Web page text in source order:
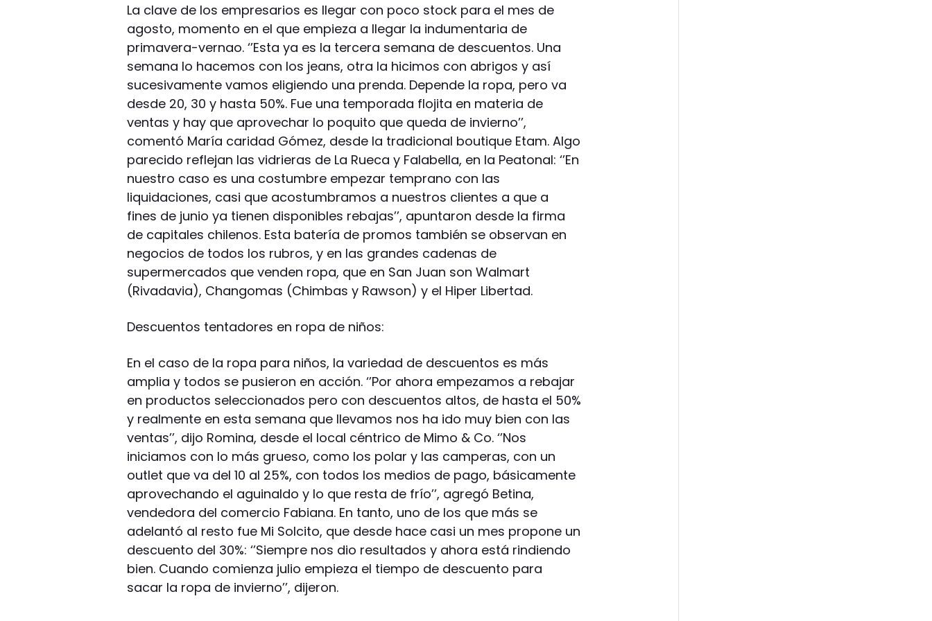
La clave de los empresarios es llegar con poco stock para el mes de
agosto, momento en el que empieza a llegar la indumentaria de
primavera-vernao. ‘’Esta ya es la tercera semana de descuentos. Una
semana lo hacemos con los jeans, otra la hicimos con abrigos y así
sucesivamente vamos eligiendo una prenda. Depende la ropa, pero va
desde 20, 30 y hasta 50%. Fue una temporada flojita en materia de
ventas y hay que aprovechar lo poquito que queda de invierno’’,
comentó María caridad Gómez, desde la tradicional boutique Etam. Algo
parecido reflejan las vidrieras de La Rueca y Falabella, en la Peatonal: ‘’En
nuestro caso es una costumbre empezar temprano con las
liquidaciones, casi que acostumbramos a nuestros clientes a que a
fines de junio ya tienen disponibles rebajas’’, apuntaron desde la firma
de capitales chilenos. Esta batería de promos también se observan en
negocios de todos los rubros, y en las grandes cadenas de
supermercados que venden ropa, que en San Juan son Walmart
(Rivadavia), Changomas (Chimbas y Rawson) y el Hiper Libertad.
Descuentos tentadores en ropa de niños:
En el caso de la ropa para niños, la variedad de descuentos es más
amplia y todos se pusieron en acción. ‘’Por ahora empezamos a rebajar
en productos seleccionados pero con descuentos altos, de hasta el 50%
y realmente en esta semana que llevamos nos ha ido muy bien con las
ventas’’, dijo Romina, desde el local céntrico de Mimo & Co. ‘’Nos
iniciamos con lo más grueso, como los polar y las camperas, con un
outlet que va del 10 al 25%, con todos los medios de pago, básicamente
aprovechando el aguinaldo y lo que resta de frío’’, agregó Betina,
vendedora del comercio Fabiana. En tanto, uno de los que más se
adelantó al resto fue Mi Solcito, que desde hace casi un mes propone un
descuento del 30%: ‘’Siempre nos dio resultados y ahora está rindiendo
bien. Cuando comienza julio empieza el tiempo de descuento para
sacar la ropa de invierno’’, dijeron.